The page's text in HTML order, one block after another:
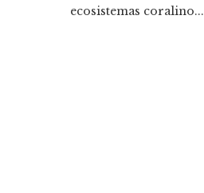
ecosistemas coralino...